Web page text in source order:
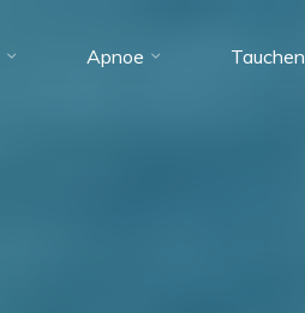
Apnoe Tauchen